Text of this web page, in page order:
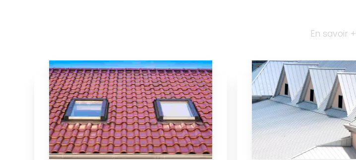
En savoir +